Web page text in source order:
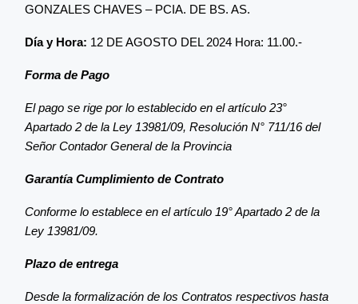
GONZALES CHAVES – PCIA. DE BS. AS.
Día y Hora: 12 DE AGOSTO DEL 2024 Hora: 11.00.-
Forma de Pago
El pago se rige por lo establecido en el artículo 23°
Apartado 2 de la Ley 13981/09, Resolución N° 711/16 del
Señor Contador General de la Provincia
Garantía Cumplimiento de Contrato
Conforme lo establece en el artículo 19° Apartado 2 de la
Ley 13981/09.
Plazo de entrega
Desde la formalización de los Contratos respectivos hasta